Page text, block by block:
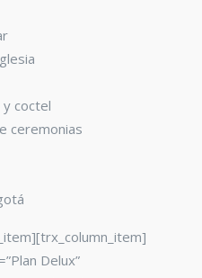
y coctel
ceremonias
Delux”